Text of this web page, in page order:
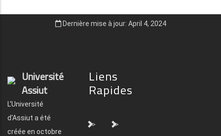
Dernière mise à jour: April 4, 2024
Université
Assiut
L'Université
d'Assiut a été
créée en octobre
Liens
Rapides
"> ">